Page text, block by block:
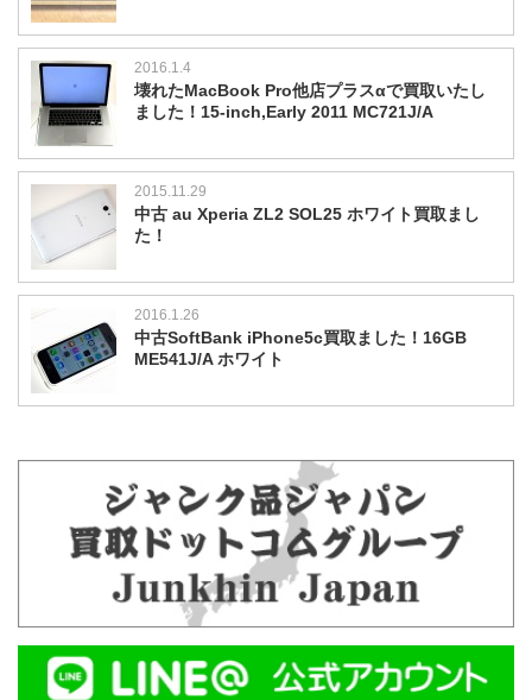
2016.1.4
壊れたMacBook Pro他店プラスαで買取いたし
ました！15-inch,Early 2011 MC721J/A
2015.11.29
中古 au Xperia ZL2 SOL25 ホワイト買取まし
た！
2016.1.26
中古SoftBank iPhone5c買取ました！16GB
ME541J/A ホワイト